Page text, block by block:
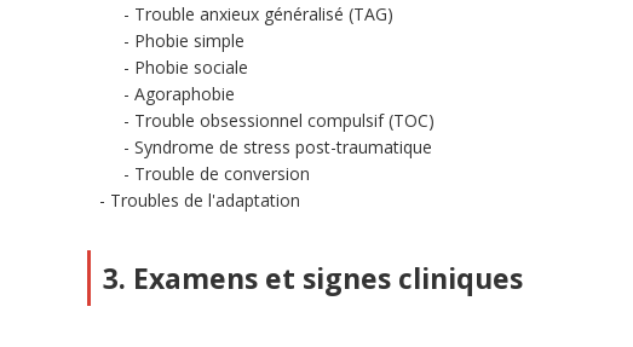
Trouble anxieux généralisé (TAG)
Phobie simple
Phobie sociale
Agoraphobie
Trouble obsessionnel compulsif (TOC)
Syndrome de stress post-traumatique
Trouble de conversion
Troubles de l'adaptation
3. Examens et signes cliniques